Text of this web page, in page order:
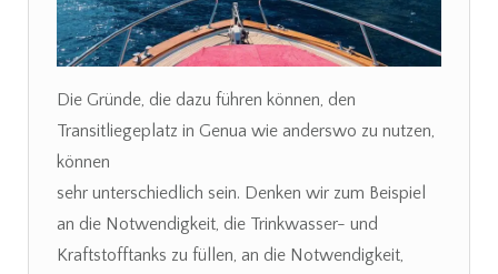
Die Gründe, die dazu führen können, den
Transitliegeplatz in Genua wie anderswo zu nutzen,
können
sehr unterschiedlich sein. Denken wir zum Beispiel
an die Notwendigkeit, die Trinkwasser- und
Kraftstofftanks zu füllen, an die Notwendigkeit,